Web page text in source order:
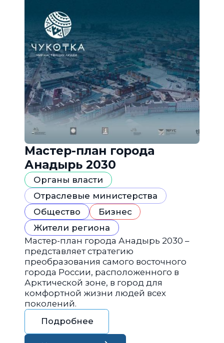
Мастер-план города
Анадырь 2030
Органы власти
Отраслевые министерства
Общество
Бизнес
Жители региона
Мастер-план города Анадырь 2030 –
представляет стратегию
преобразования самого восточного
города России, расположенного в
Арктической зоне, в город для
комфортной жизни людей всех
поколений.
Подробнее